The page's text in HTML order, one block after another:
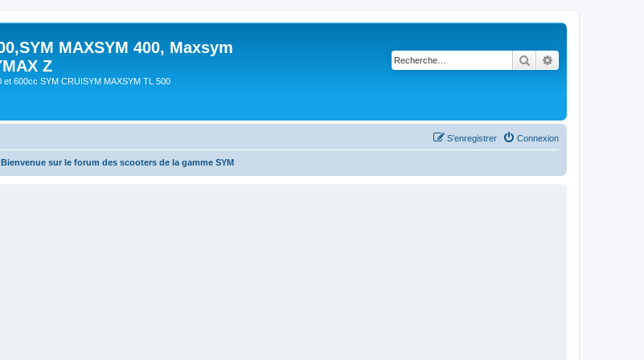
MAXSYM 400, Maxsym
Z
600cc SYM CRUISYM MAXSYM TL 500
Rechercher
Connexion
S’enregistrer
Bienvenue sur le forum des scooters de la gamme SYM